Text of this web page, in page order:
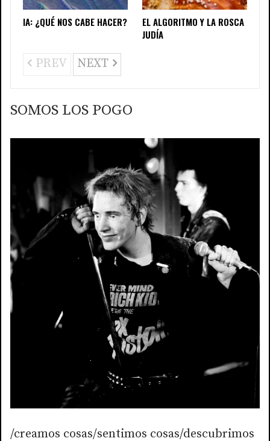
IA: ¿QUÉ NOS CABE HACER?
EL ALGORITMO Y LA ROSCA
JUDÍA
PREV NEXT
SOMOS LOS POGO
/creamos cosas/sentimos cosas/descubrimos